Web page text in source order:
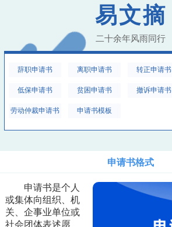
易文摘
二十余年风雨同行
辞职申请书 离职申请书 转正申请书
低保申请书 贫困申请书 撤诉申请书
劳动仲裁申请书 申请书模板
申请书格式
申请书是个人
或集体向组织、机
关、企事业单位或
社会团体表述愿